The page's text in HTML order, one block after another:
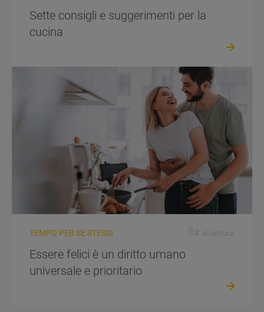
Sette consigli e suggerimenti per la
cucina
TEMPO PER SE STESSI 4' di lettura
Essere felici è un diritto umano
universale e prioritario